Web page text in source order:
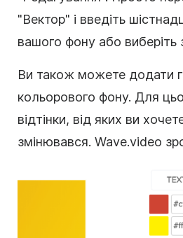
"Вектор" і введіть
вашого фону або виберіть
Ви також можете додати
кольорового фону. Для
відтінки, від яких ви
змінювався. Wave.video